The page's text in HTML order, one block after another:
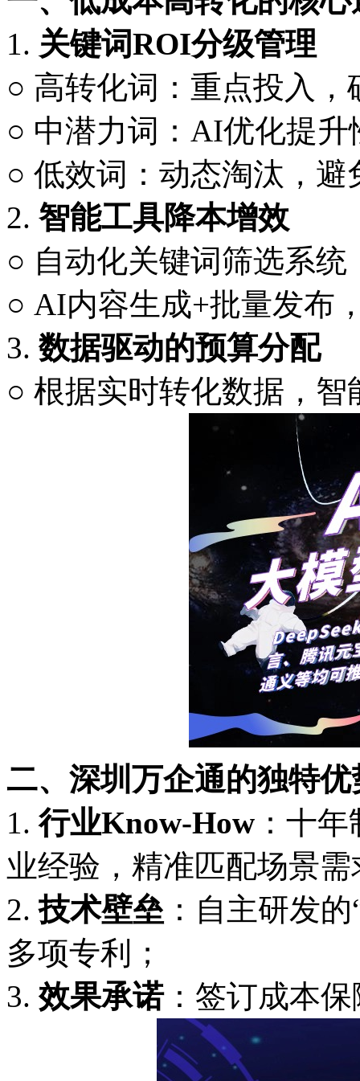
1. 关键词ROI分级管理
○ 高转化词：重点投入，
○ 中潜力词：AI优化提升
○ 低效词：动态淘汰，避
2. 智能工具降本增效
○ 自动化关键词筛选系统
○ AI内容生成+批量发布
3. 数据驱动的预算分配
○ 根据实时转化数据，
二、深圳万企通的独特优
1.行业Know-How ：十
业经验，精准匹配场景需
2.技术壁垒 ：自主研发的
多项专利；
3. 效果承诺：签订成本